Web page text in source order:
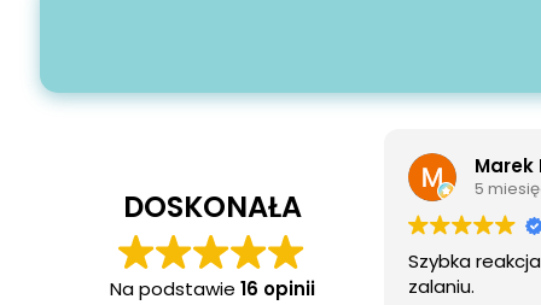
DOSKONAŁA
Na podstawie 16 opinii
Marek
5 miesięcy temu
Szybka reakcja i
zalaniu.